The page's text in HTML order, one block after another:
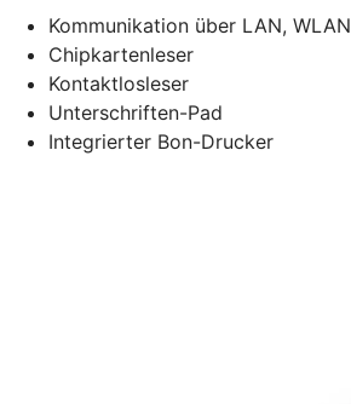
Kommunikation über LAN, WLAN
Chipkartenleser
Kontaktlosleser
Unterschriften-Pad
Integrierter Bon-Drucker